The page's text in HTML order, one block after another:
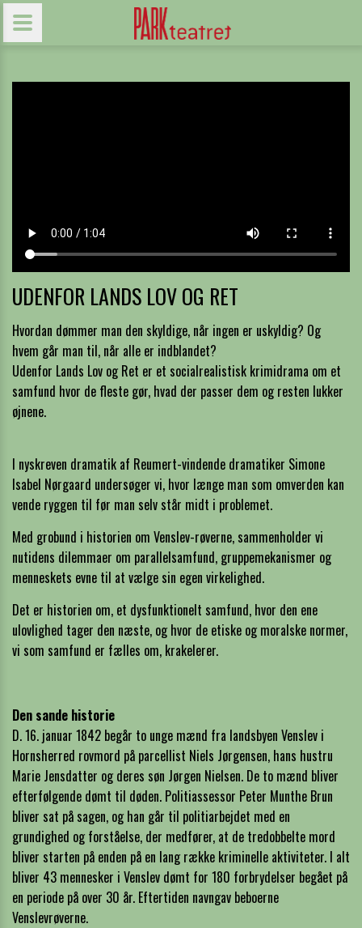
UDENFOR LANDS LOV OG RET
Hvordan dømmer man den skyldige, når ingen er uskyldig? Og
hvem går man til, når alle er indblandet?
Udenfor Lands Lov og Ret er et socialrealistisk krimidrama om et
samfund hvor de fleste gør, hvad der passer dem og resten lukker
øjnene.
I nyskreven dramatik af Reumert-vindende dramatiker Simone
Isabel Nørgaard undersøger vi, hvor længe man som omverden kan
vende ryggen til før man selv står midt i problemet.
Med grobund i historien om Venslev-røverne, sammenholder vi
nutidens dilemmaer om parallelsamfund, gruppemekanismer og
menneskets evne til at vælge sin egen virkelighed.
Det er historien om, et dysfunktionelt samfund, hvor den ene
ulovlighed tager den næste, og hvor de etiske og moralske normer,
vi som samfund er fælles om, krakelerer.
Den sande historie
D. 16. januar 1842 begår to unge mænd fra landsbyen Venslev i
Hornsherred rovmord på parcellist Niels Jørgensen, hans hustru
Marie Jensdatter og deres søn Jørgen Nielsen. De to mænd bliver
efterfølgende dømt til døden. Politiassessor Peter Munthe Brun
bliver sat på sagen, og han går til politiarbejdet med en
grundighed og forståelse, der medfører, at de tredobbelte mord
bliver starten på enden på en lang række kriminelle aktiviteter. I alt
bliver 43 mennesker i Venslev dømt for 180 forbrydelser begået på
en periode på over 30 år. Eftertiden navngav beboerne
Venslevrøverne.